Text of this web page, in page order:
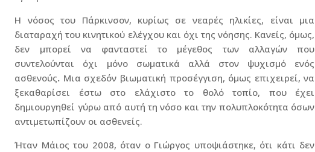
Η νόσος του Πάρκινσον, κυρίως σε νεαρές ηλικίες, είναι μια
διαταραχή του κινητικού ελέγχου και όχι της νόησης. Κανείς, όμως,
δεν μπορεί να φανταστεί το μέγεθος των αλλαγών που
συντελούνται όχι μόνο σωματικά αλλά στον ψυχισμό ενός
ασθενούς. Μια σχεδόν βιωματική προσέγγιση, όμως επιχειρεί, να
ξεκαθαρίσει έστω στο ελάχιστο το θολό τοπίο, που έχει
δημιουργηθεί γύρω από αυτή τη νόσο και την πολυπλοκότητα όσων
αντιμετωπίζουν οι ασθενείς.
Ήταν Μάιος του 2008, όταν ο Γιώργος υποψιάστηκε, ότι κάτι δεν